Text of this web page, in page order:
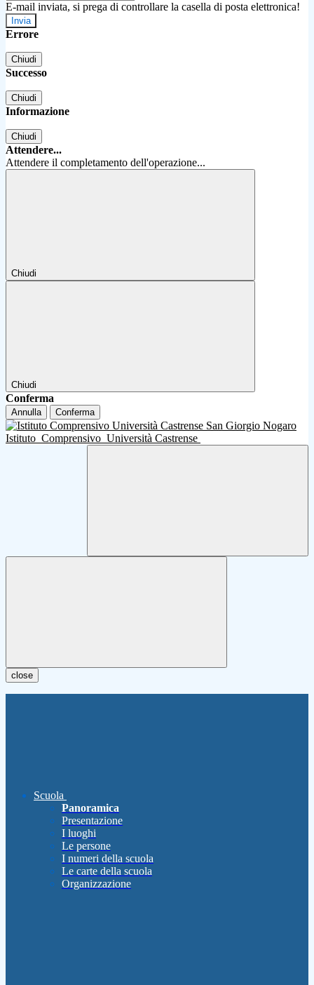
E-mail inviata, si prega di controllare la casella di posta elettronica!
Errore
Chiudi
Successo
Chiudi
Informazione
Chiudi
Attendere...
Attendere il completamento dell'operazione...
Chiudi
Chiudi
Conferma
Annulla Conferma
Istituto Comprensivo Università Castrense
close
Scuola
Panoramica
Presentazione
I luoghi
Le persone
I numeri della scuola
Le carte della scuola
Organizzazione